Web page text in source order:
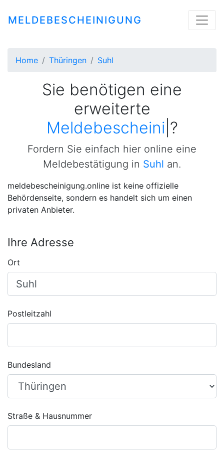
MELDEBESCHEINIGUNG
Home Thüringen Suhl
Sie benötigen eine
erweiterte
Meldebest|?
Fordern Sie einfach hier online eine
Meldebestätigung in Suhl an.
meldebescheinigung.online ist keine offizielle
Behördenseite, sondern es handelt sich um einen
privaten Anbieter.
Ihre Adresse
Ort
Postleitzahl
Bundesland
Straße & Hausnummer